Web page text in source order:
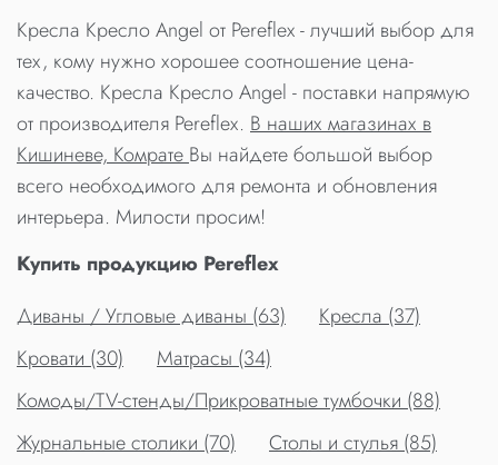
Кресла Кресло Angel от Pereflex - лучший выбор для
тех, кому нужно хорошее соотношение цена-
качество. Кресла Кресло Angel - поставки напрямую
от производителя Pereflex. В наших магазинах в
Кишиневе, КомратеВы найдете большой выбор
всего необходимого для ремонта и обновления
интерьера. Милости просим!
Купить продукцию Pereflex
Диваны / Угловые диваны (63)
Кресла (37)
Кровати (30)
Матрасы (34)
Комоды/TV-стенды/Прикроватные тумбочки (88)
Журнальные столики (70)
Столы и стулья (85)